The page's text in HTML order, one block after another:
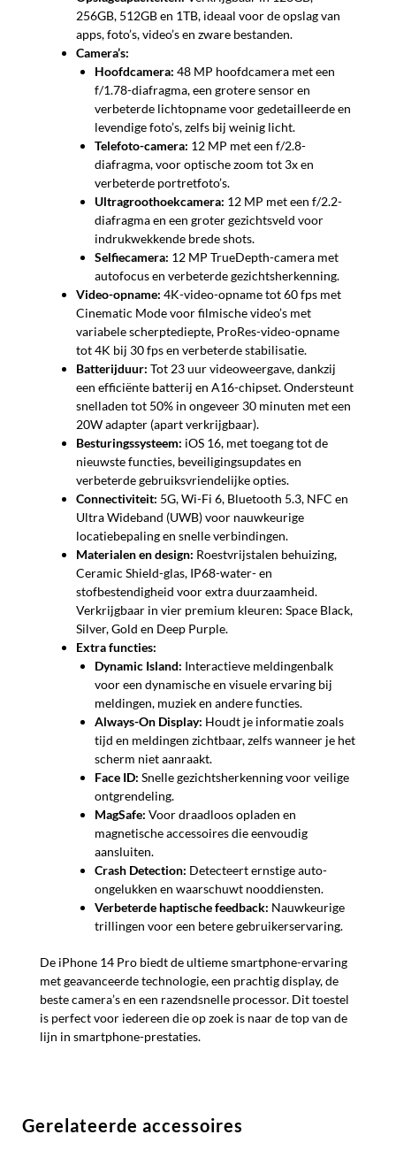
256GB, 512GB en 1TB, ideaal voor de opslag van
apps, foto’s, video’s en zware bestanden.
Camera’s:
Hoofdcamera: 48 MP hoofdcamera met een
f/1.78-diafragma, een grotere sensor en
verbeterde lichtopname voor gedetailleerde en
levendige foto’s, zelfs bij weinig licht.
Telefoto-camera: 12 MP met een f/2.8-
diafragma, voor optische zoom tot 3x en
verbeterde portretfoto’s.
Ultragroothoekcamera: 12 MP met een f/2.2-
diafragma en een groter gezichtsveld voor
indrukwekkende brede shots.
Selfiecamera: 12 MP TrueDepth-camera met
autofocus en verbeterde gezichtsherkenning.
Video-opname: 4K-video-opname tot 60 fps met
Cinematic Mode voor filmische video’s met
variabele scherptediepte, ProRes-video-opname
tot 4K bij 30 fps en verbeterde stabilisatie.
Batterijduur: Tot 23 uur videoweergave, dankzij
een efficiënte batterij en A16-chipset. Ondersteunt
snelladen tot 50% in ongeveer 30 minuten met een
20W adapter (apart verkrijgbaar).
Besturingssysteem: iOS 16, met toegang tot de
nieuwste functies, beveiligingsupdates en
verbeterde gebruiksvriendelijke opties.
Connectiviteit: 5G, Wi-Fi 6, Bluetooth 5.3, NFC en
Ultra Wideband (UWB) voor nauwkeurige
locatiebepaling en snelle verbindingen.
Materialen en design: Roestvrijstalen behuizing,
Ceramic Shield-glas, IP68-water- en
stofbestendigheid voor extra duurzaamheid.
Verkrijgbaar in vier premium kleuren: Space Black,
Silver, Gold en Deep Purple.
Extra functies:
Dynamic Island: Interactieve meldingenbalk
voor een dynamische en visuele ervaring bij
meldingen, muziek en andere functies.
Always-On Display: Houdt je informatie zoals
tijd en meldingen zichtbaar, zelfs wanneer je het
scherm niet aanraakt.
Face ID: Snelle gezichtsherkenning voor veilige
ontgrendeling.
MagSafe: Voor draadloos opladen en
magnetische accessoires die eenvoudig
aansluiten.
Crash Detection: Detecteert ernstige auto-
ongelukken en waarschuwt nooddiensten.
Verbeterde haptische feedback: Nauwkeurige
trillingen voor een betere gebruikerservaring.
De iPhone 14 Pro biedt de ultieme smartphone-ervaring
met geavanceerde technologie, een prachtig display, de
beste camera’s en een razendsnelle processor. Dit toestel
is perfect voor iedereen die op zoek is naar de top van de
lijn in smartphone-prestaties.
Gerelateerde accessoires